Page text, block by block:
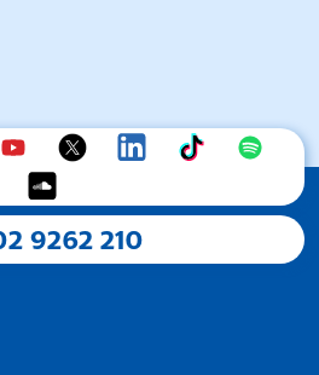
9262 210